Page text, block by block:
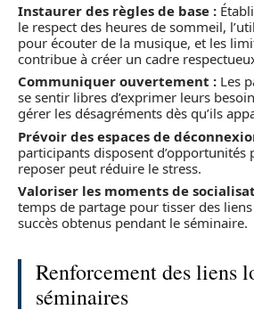
Instaurer des règles de base :
le respect des heures de sommeil,
pour écouter de la musique, et les
contribue à créer un cadre
Communiquer ouvertement : Les
se sentir libres d’exprimer leurs
gérer les désagréments dès qu’ils
Prévoir des espaces de
participants disposent d’opportunités
reposer peut réduire le stress.
Valoriser les moments de
temps de partage pour tisser des
succès obtenus pendant le séminaire.
Renforcement des liens
séminaires